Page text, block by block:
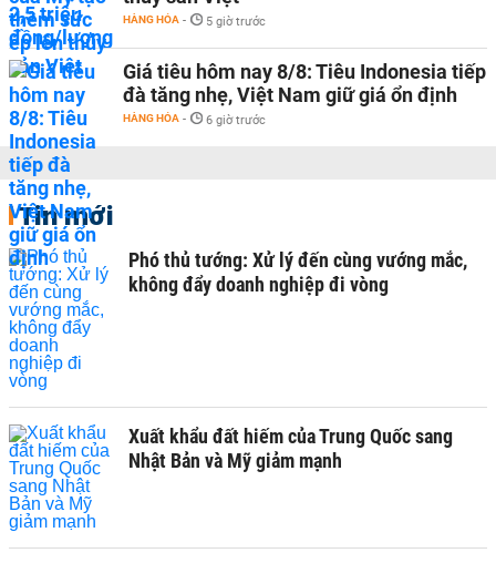
HÀNG HÓA - 5 giờ trước
Giá tiêu hôm nay 8/8: Tiêu Indonesia tiếp
đà tăng nhẹ, Việt Nam giữ giá ổn định
HÀNG HÓA - 6 giờ trước
Tin mới
Phó thủ tướng: Xử lý đến cùng vướng mắc,
không đẩy doanh nghiệp đi vòng
Xuất khẩu đất hiếm của Trung Quốc sang
Nhật Bản và Mỹ giảm mạnh